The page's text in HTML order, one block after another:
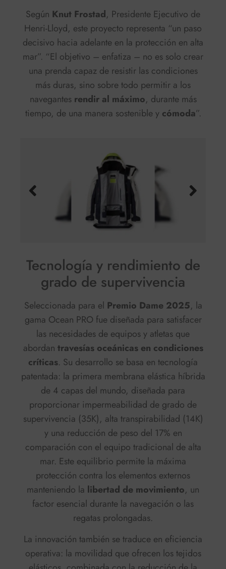
Según Knut Frostad, Presidente Ejecutivo de
Henri-Lloyd, este proyecto representa “un paso
decisivo hacia adelante en la protección en alta
mar”. “El objetivo – enfatiza – no es solo crear
una prenda capaz de resistir las condiciones
más duras, sino sobre todo permitir a los
navegantes rendir al máximo, durante más
tiempo, de una manera sostenible y cómoda”.
Tecnología y rendimiento de
grado de supervivencia
Seleccionada para el Premio Dame 2025, la
gama Ocean PRO fue diseñada para satisfacer
las necesidades de equipos y atletas que
abordan travesías oceánicas en condiciones
críticas. Su desarrollo se basa en tecnología
patentada: la primera membrana elástica híbrida
de 4 capas del mundo, diseñada para
proporcionar impermeabilidad de grado de
supervivencia (35K), alta transpirabilidad (14K)
y una reducción de peso del 17% en
comparación con el equipo tradicional de alta
mar. Este equilibrio permite la máxima
protección contra los elementos externos
manteniendo la libertad de movimiento, un
factor esencial durante la navegación o las
regatas prolongadas.
La innovación también se traduce en eficiencia
operativa: la movilidad que ofrecen los tejidos